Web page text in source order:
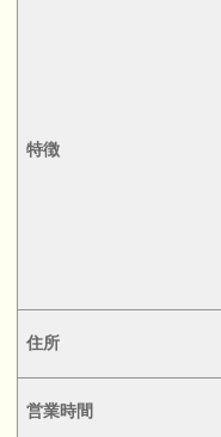
特徴
住所
営業時間